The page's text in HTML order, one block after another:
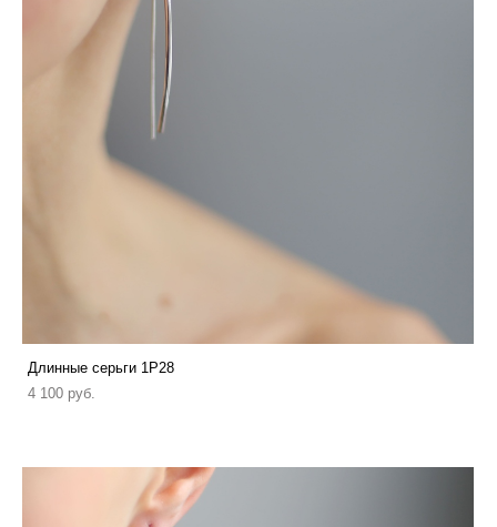
Длинные серьги 1P28
4 100 pуб.